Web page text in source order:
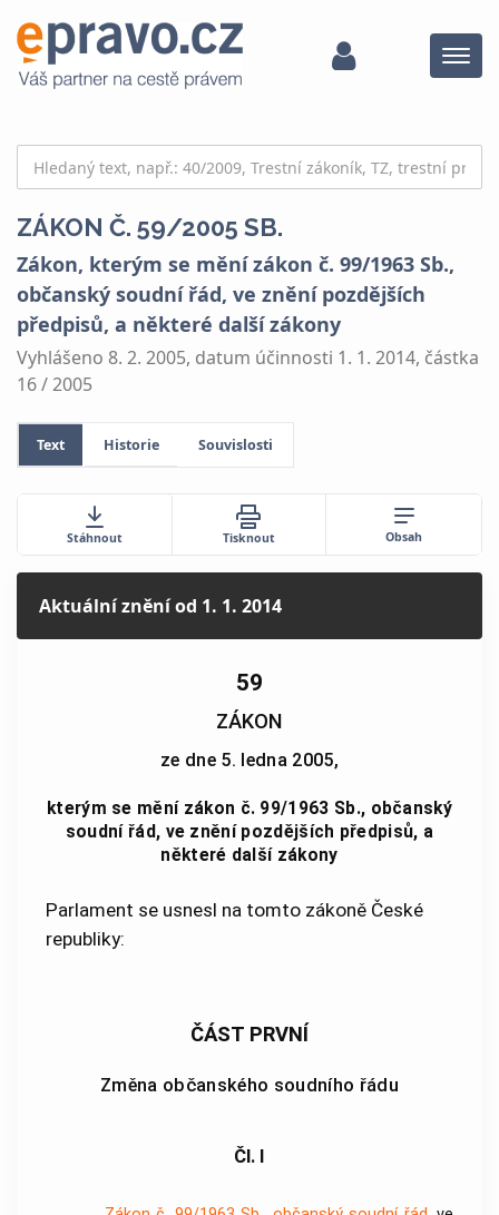
Menu
ZÁKON Č. 59/2005 SB.
Zákon, kterým se mění zákon č. 99/1963 Sb.,
občanský soudní řád, ve znění pozdějších
předpisů, a některé další zákony
Vyhlášeno 8. 2. 2005, datum účinnosti 1. 1. 2014, částka
16 / 2005
Text Historie Souvislosti
Stáhnout Tisknout Obsah
Aktuální zněníod 1. 1. 2014
59
ZÁKON
ze dne 5. ledna 2005,
kterým se mění zákon č. 99/1963 Sb., občanský
soudní řád, ve znění pozdějších předpisů, a
některé další zákony
Parlament se usnesl na tomto zákoně České
republiky:
ČÁST PRVNÍ
Změna občanského soudního řádu
Čl. I